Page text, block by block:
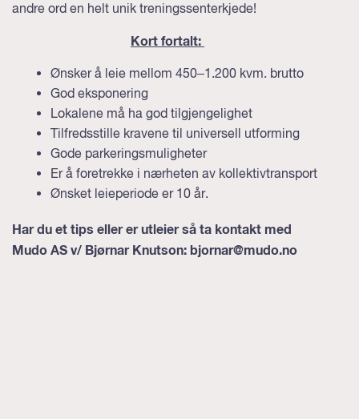
andre ord en helt unik treningssenterkjede!
Kort fortalt:
Ønsker å leie mellom 450–1.200 kvm. brutto
God eksponering
Lokalene må ha god tilgjengelighet
Tilfredsstille kravene til universell utforming
Gode parkeringsmuligheter
Er å foretrekke i nærheten av kollektivtransport
Ønsket leieperiode er 10 år.
Har du et tips eller er utleier så ta kontakt med
Mudo AS v/ Bjørnar Knutson: bjornar@mudo.no